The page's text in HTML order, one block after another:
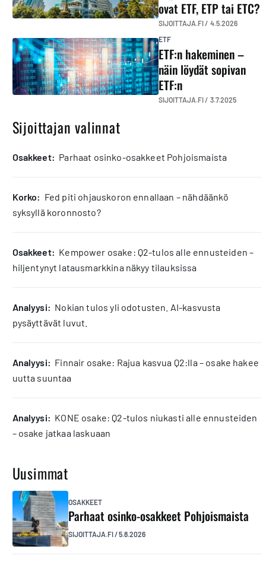
ovat ETF, ETP tai ETC?
SIJOITTAJA.FI / 4.5.2026
ETF
ETF:n hakeminen –
näin löydät sopivan
ETF:n
SIJOITTAJA.FI / 3.7.2025
Sijoittajan valinnat
osakkeet: Parhaat osinko-osakkeet Pohjoismaista
korko: Fed piti ohjauskoron ennallaan – nähdäänkö
syksyllä koronnosto?
osakkeet: Kempower osake: Q2-tulos alle ennusteiden –
hiljentynyt latausmarkkina näkyy tilauksissa
analyysi: Nokian tulos yli odotusten. AI-kasvusta
pysäyttävät luvut.
analyysi: Finnair osake: Rajua kasvua Q2:lla – osake hakee
uutta suuntaa
analyysi: KONE osake: Q2-tulos niukasti alle ennusteiden
– osake jatkaa laskuaan
Uusimmat
OSAKKEET
Parhaat osinko-osakkeet Pohjoismaista
SIJOITTAJA.FI/5.8.2026